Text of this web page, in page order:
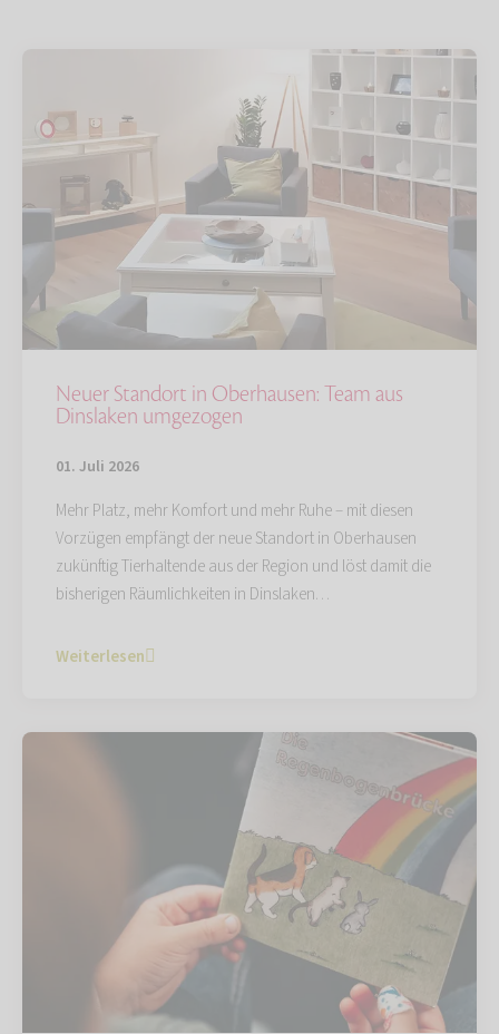
Neuer Standort in Oberhausen: Team aus
Dinslaken umgezogen
01. Juli 2026
Mehr Platz, mehr Komfort und mehr Ruhe – mit diesen
Vorzügen empfängt der neue Standort in Oberhausen
zukünftig Tierhaltende aus der Region und löst damit die
bisherigen Räumlichkeiten in Dinslaken…
Weiterlesen